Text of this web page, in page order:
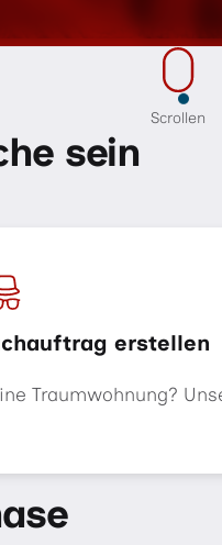
Scrollen
sein
erstellen
Traumwohnung?